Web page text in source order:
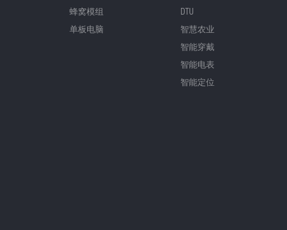
蜂窝模组
单板电脑
DTU
智慧农业
智能穿戴
智能电表
智能定位